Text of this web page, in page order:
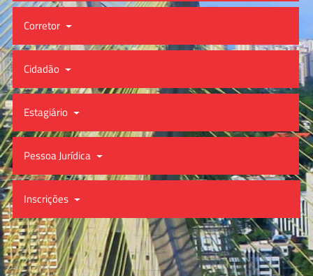
Corretor
Cidadão
Estagiário
Pessoa Jurídica
Inscrições